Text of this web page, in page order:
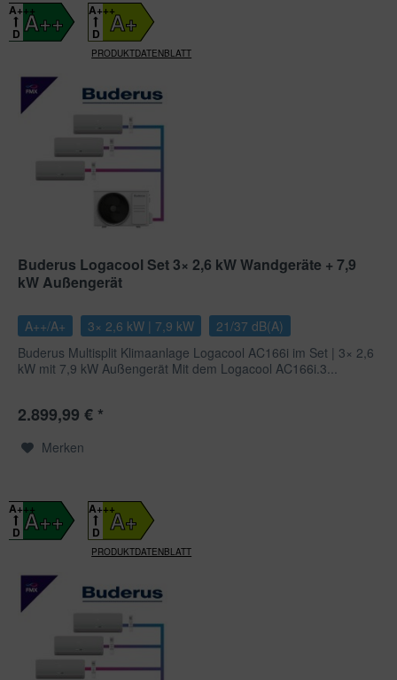
A++
A+++
D
A+
A+++
D
PRODUKTDATENBLATT
Buderus Logacool Set 3× 2,6 kW Wandgeräte + 7,9
kW Außengerät
A++/A+ 3× 2,6 kW | 7,9 kW
21/37 dB(A)
Buderus Multisplit Klimaanlage Logacool AC166i im Set | 3× 2,6
kW mit 7,9 kW Außengerät Mit dem Logacool AC166i.3...
2.899,99 € *
Merken
A++
A+++
D
A+
A+++
D
PRODUKTDATENBLATT